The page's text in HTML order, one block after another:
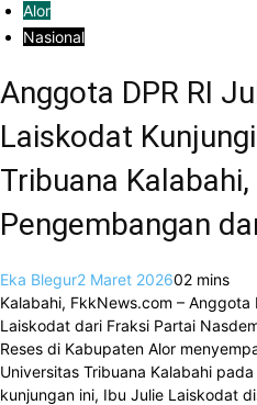
Alor
Nasional
Anggota DPR RI
Laiskodat
Tribuana
Pengembangan
Eka Blegur2 Maret 202602 mins
Kalabahi, FkkNews.com – Anggota
Laiskodat dari Fraksi Partai
Reses di Kabupaten Alor
Universitas Tribuana Kalabahi
kunjungan ini, Ibu Julie Laiskodat